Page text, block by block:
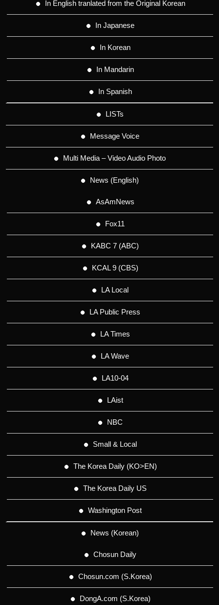
In English tranlated from the Original Korean
In Japanese
In Korean
In Mandarin
In Spanish
LISTs
Message Voice
Multi Media – Video Audio Photo
News (English)
AsAmNews
Fox11
KABC 7 (ABC)
KCAL 9 (CBS)
LA Local
LA Public Press
LA Times
LA Wave
LA10-04
LAist
NBC
Small & Local
The Korea Daily (KO>EN)
The Korea Daily US
Washington Post
News (Korean)
Chosun Daily
Chosun.com (S.Korea)
DongA.com (S.Korea)